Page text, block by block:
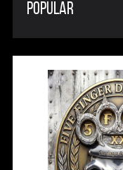
POPULAR